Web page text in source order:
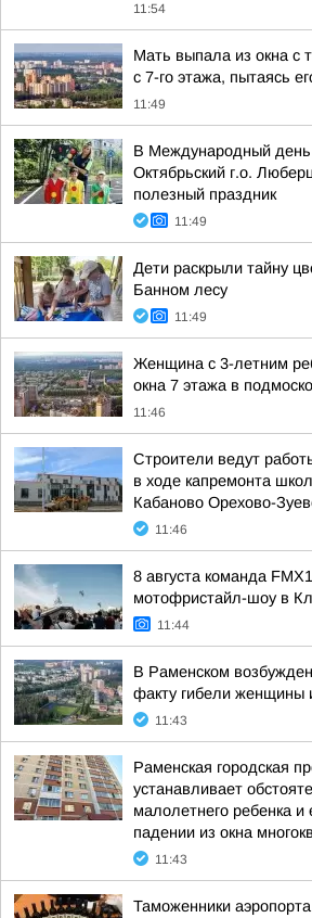
11:54
Мать выпала из окна с
с 7-го этажа, пытаясь
11:49
В Международный день
Октябрьский г.о.
полезный праздник
11:49
Дети раскрыли тайну
Банном лесу
11:49
Женщина с 3-летним
окна 7 этажа в
11:46
Строители ведут
в ходе капремонта
Кабаново Орехово-
11:46
8 августа команда
мотофристайл-шоу в
11:44
В Раменском
факту гибели женщины
11:43
Раменская городская
устанавливает
малолетнего ребенка и
падении из окна
11:43
Таможенники